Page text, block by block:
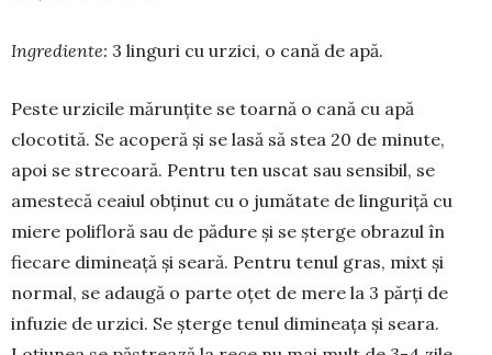
Ingrediente: 3 linguri cu urzici, o cană de apă.
Peste urzicile mărunţite se toarnă o cană cu apă
clocotită. Se acoperă şi se lasă să stea 20 de minute,
apoi se strecoară. Pentru ten uscat sau sen­sibil, se
amestecă ceaiul obţinut cu o jumătate de linguriţă cu
miere poli­floră sau de pădure şi se şterge obra­zul în
fiecare dimineaţă şi seară. Pen­tru tenul gras, mixt și
normal, se adau­gă o parte oţet de mere la 3 părţi de
infuzie de urzici. Se șterge tenul dimineaţa şi seara.